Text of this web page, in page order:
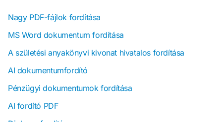
Nagy PDF-fájlok fordítása
MS Word dokumentum fordítása
A születési anyakönyvi kivonat hivatalos fordítása
AI dokumentumfordító
Pénzügyi dokumentumok fordítása
AI fordító PDF